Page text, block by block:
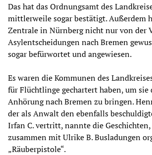
Das hat das Ordnungsamt des
mittlerweile sogar bestätigt. Außerdem
Zentrale in Nürnberg nicht nur von der
Asylentscheidungen nach Bremen
sogar befürwortet und angewiesen.
Es waren die Kommunen des
für Flüchtlinge gechartert haben, um sie
Anhörung nach Bremen zu bringen.
der als Anwalt den ebenfalls
Irfan C. vertritt, nannte die
zusammen mit Ulrike B. Busladungen
„Räuberpistole“.